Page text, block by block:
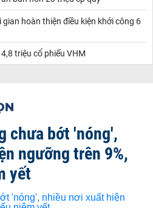
hoàn thiện điều kiện khởi công 6
triệu cổ phiếu VHM
chưa bớt 'nóng',
ngưỡng trên 9%,
yết